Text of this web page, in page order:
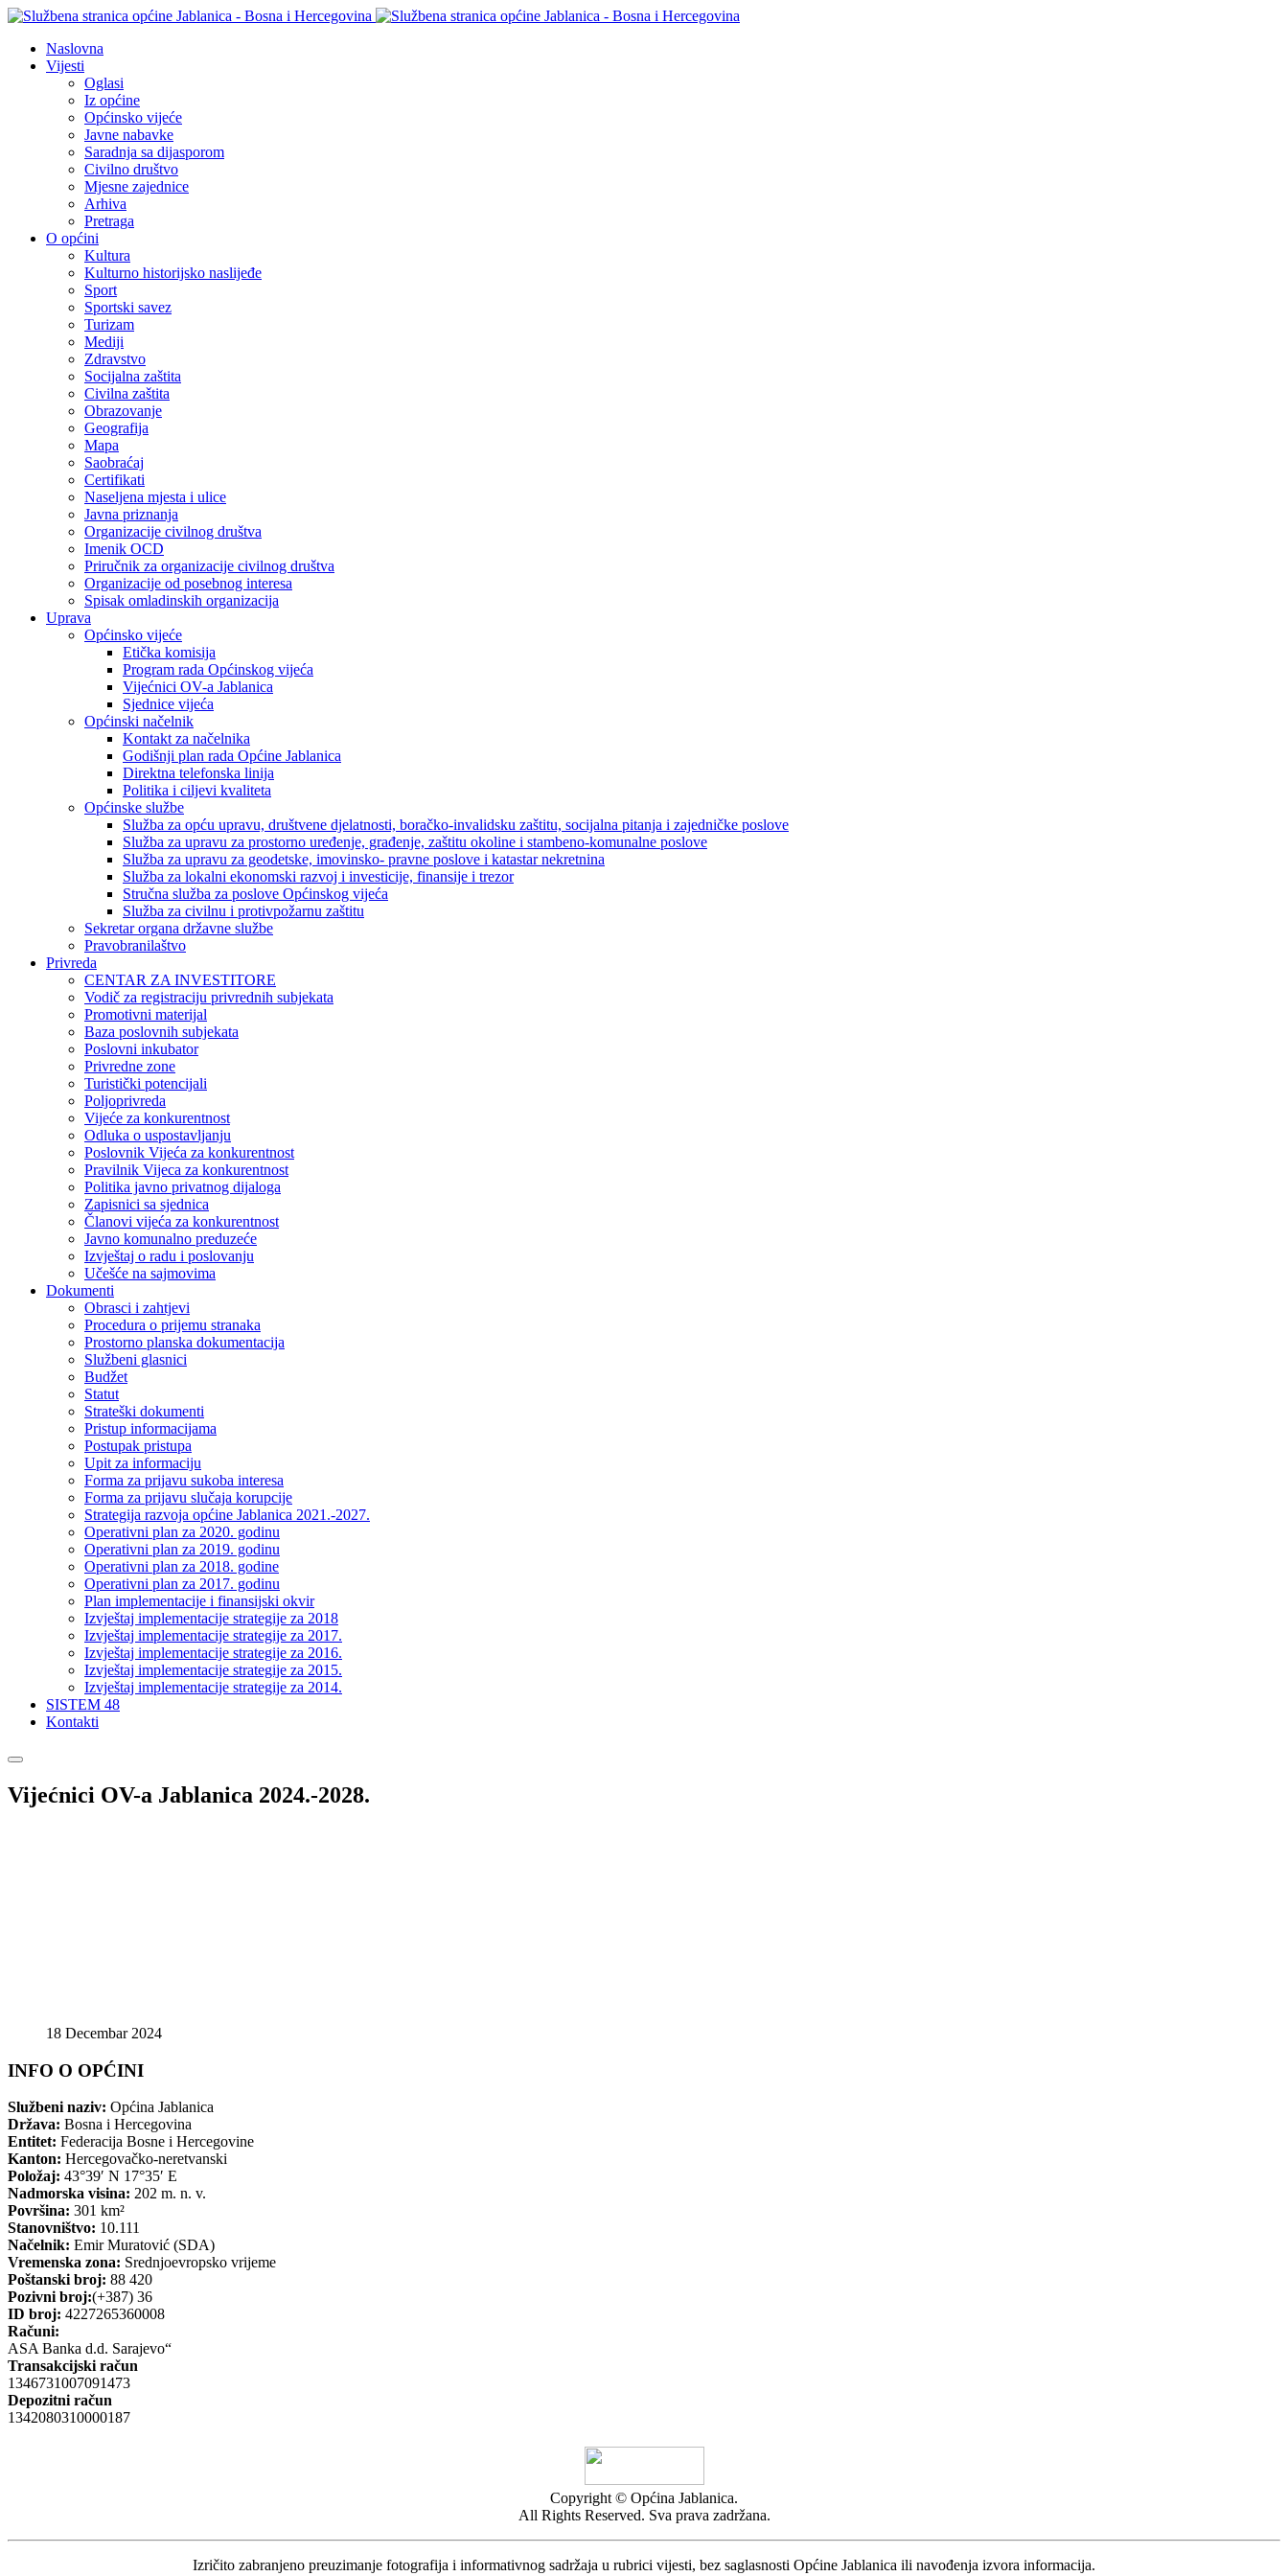
Naslovna
Vijesti
Oglasi
Iz općine
Općinsko vijeće
Javne nabavke
Saradnja sa dijasporom
Civilno društvo
Mjesne zajednice
Arhiva
Pretraga
O općini
Kultura
Kulturno historijsko naslijeđe
Sport
Sportski savez
Turizam
Mediji
Zdravstvo
Socijalna zaštita
Civilna zaštita
Obrazovanje
Geografija
Mapa
Saobraćaj
Certifikati
Naseljena mjesta i ulice
Javna priznanja
Organizacije civilnog društva
Imenik OCD
Priručnik za organizacije civilnog društva
Organizacije od posebnog interesa
Spisak omladinskih organizacija
Uprava
Općinsko vijeće
Etička komisija
Program rada Općinskog vijeća
Vijećnici OV-a Jablanica
Sjednice vijeća
Općinski načelnik
Kontakt za načelnika
Godišnji plan rada Općine Jablanica
Direktna telefonska linija
Politika i ciljevi kvaliteta
Općinske službe
Služba za opću upravu, društvene djelatnosti, boračko-invalidsku zaštitu, socijalna pitanja i zajedničke poslove
Služba za upravu za prostorno uređenje, građenje, zaštitu okoline i stambeno-komunalne poslove
Služba za upravu za geodetske, imovinsko- pravne poslove i katastar nekretnina
Služba za lokalni ekonomski razvoj i investicije, finansije i trezor
Stručna služba za poslove Općinskog vijeća
Služba za civilnu i protivpožarnu zaštitu
Sekretar organa državne službe
Pravobranilaštvo
Privreda
CENTAR ZA INVESTITORE
Vodič za registraciju privrednih subjekata
Promotivni materijal
Baza poslovnih subjekata
Poslovni inkubator
Privredne zone
Turistički potencijali
Poljoprivreda
Vijeće za konkurentnost
Odluka o uspostavljanju
Poslovnik Vijeća za konkurentnost
Pravilnik Vijeca za konkurentnost
Politika javno privatnog dijaloga
Zapisnici sa sjednica
Članovi vijeća za konkurentnost
Javno komunalno preduzeće
Izvještaj o radu i poslovanju
Učešće na sajmovima
Dokumenti
Obrasci i zahtjevi
Procedura o prijemu stranaka
Prostorno planska dokumentacija
Službeni glasnici
Budžet
Statut
Strateški dokumenti
Pristup informacijama
Postupak pristupa
Upit za informaciju
Forma za prijavu sukoba interesa
Forma za prijavu slučaja korupcije
Strategija razvoja općine Jablanica 2021.-2027.
Operativni plan za 2020. godinu
Operativni plan za 2019. godinu
Operativni plan za 2018. godine
Operativni plan za 2017. godinu
Plan implementacije i finansijski okvir
Izvještaj implementacije strategije za 2018
Izvještaj implementacije strategije za 2017.
Izvještaj implementacije strategije za 2016.
Izvještaj implementacije strategije za 2015.
Izvještaj implementacije strategije za 2014.
SISTEM 48
Kontakti
Vijećnici OV-a Jablanica 2024.-2028.
18 Decembar 2024
INFO O OPĆINI
Službeni naziv: Općina Jablanica
Država: Bosna i Hercegovina
Entitet: Federacija Bosne i Hercegovine
Kanton: Hercegovačko-neretvanski
Položaj: 43°39′ N 17°35′ E
Nadmorska visina: 202 m. n. v.
Površina: 301 km²
Stanovništvo: 10.111
Načelnik: Emir Muratović (SDA)
Vremenska zona: Srednjoevropsko vrijeme
Poštanski broj: 88 420
Pozivni broj:(+387) 36
ID broj: 4227265360008
Računi:
ASA Banka d.d. Sarajevo“
Transakcijski račun
1346731007091473
Depozitni račun
1342080310000187
Copyright © Općina Jablanica.
All Rights Reserved. Sva prava zadržana.
Izričito zabranjeno preuzimanje fotografija i informativnog sadržaja u rubrici vijesti, bez saglasnosti Općine Jablanica ili navođenja izvora informacija.